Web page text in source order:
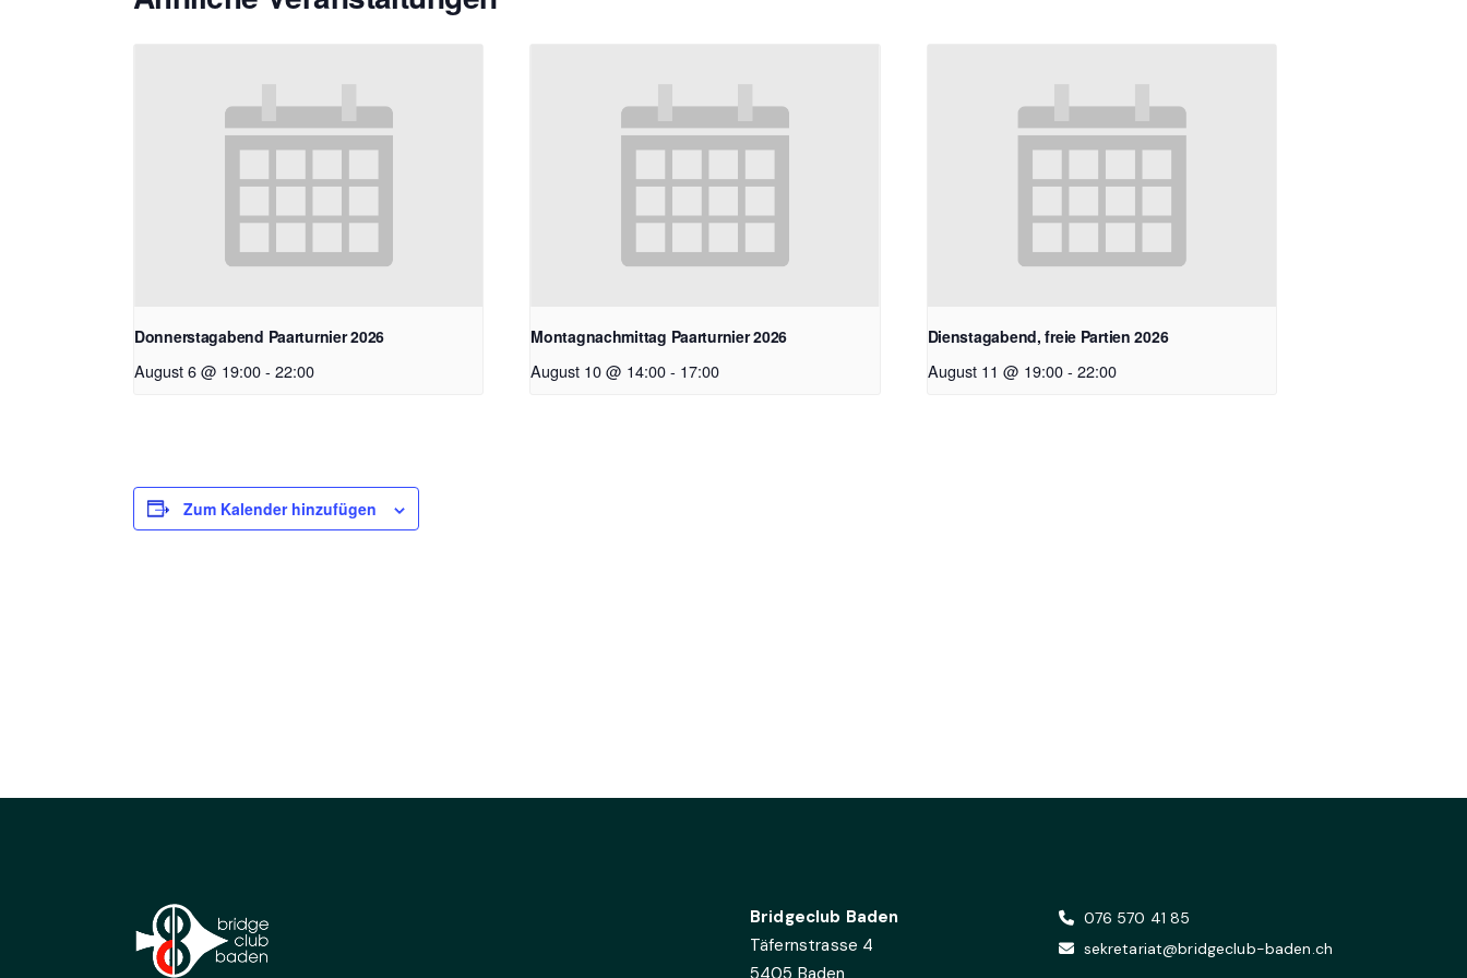
Donnerstagabend Paarturnier 2026
August 6 @ 19:00- 22:00
Montagnachmittag Paarturnier 2026
August 10 @ 14:00 - 17:00
Dienstagabend, freie Partien 2026
August 11 @ 19:00 - 22:00
Zum Kalender hinzufügen
Bridgeclub Baden
Täfernstrasse 4
5405 Baden
076 570 41 85
sekretariat@bridgeclub-baden.ch